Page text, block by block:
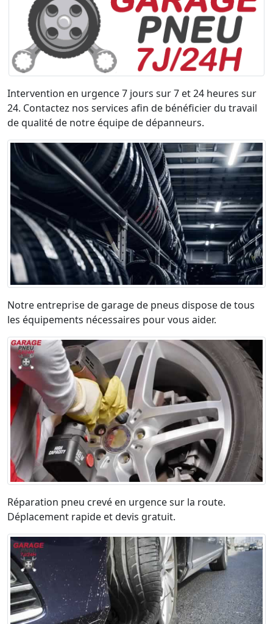
Intervention en urgence 7 jours sur 7 et 24 heures sur
24. Contactez nos services afin de bénéficier du travail
de qualité de notre équipe de dépanneurs.
Notre entreprise de garage de pneus dispose de tous
les équipements nécessaires pour vous aider.
Réparation pneu crevé en urgence sur la route.
Déplacement rapide et devis gratuit.